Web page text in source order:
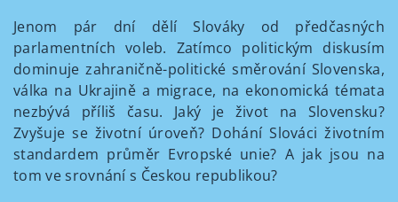
Jenom pár dní dělí Slováky od předčasných
parlamentních voleb. Zatímco politickým diskusím
dominuje zahraničně-politické směrování Slovenska,
válka na Ukrajině a migrace, na ekonomická témata
nezbývá příliš času. Jaký je život na Slovensku?
Zvyšuje se životní úroveň? Dohání Slováci životním
standardem průměr Evropské unie? A jak jsou na
tom ve srovnání s Českou republikou?